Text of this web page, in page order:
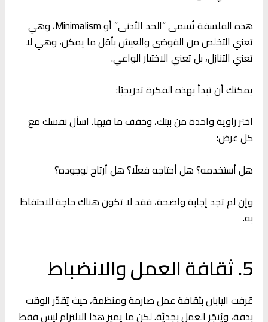
هذه الفلسفة تُسمى “الحد الأدنى” أو Minimalism، وهي
تعني التخلص من الفوضى والعيش بأقل ما يمكن، وهي لا
تعني التنازل، بل تعني الاختيار الواعي.
يمكنك أن تبدأ بهذه الفكرة تدريجيًا:
اختر زاوية واحدة من بيتك، وخفف ما فيها. اسأل نفسك مع
كل غرض:
هل أستخدمه؟ هل أحتاجه فعلًا؟ هل أرتاح لوجوده؟
وإن لم تجد إجابة واضحة، فقد لا تكون هناك حاجة للاحتفاظ
به.
5. ثقافة العمل والانضباط
عُرفت اليابان بثقافة عمل صارمة ومنظمة، حيث يُقدَّر الوقت
بدقة، ويُنجَز العمل بجديّة. لكن ما يميز هذا الالتزام ليس فقط